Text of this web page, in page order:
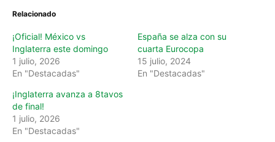
g
Relacionado
¡Oficial! México vs
Inglaterra este domingo
1 julio, 2026
En "Destacadas"
España se alza con su
cuarta Eurocopa
15 julio, 2024
En "Destacadas"
¡Inglaterra avanza a 8tavos
de final!
1 julio, 2026
En "Destacadas"